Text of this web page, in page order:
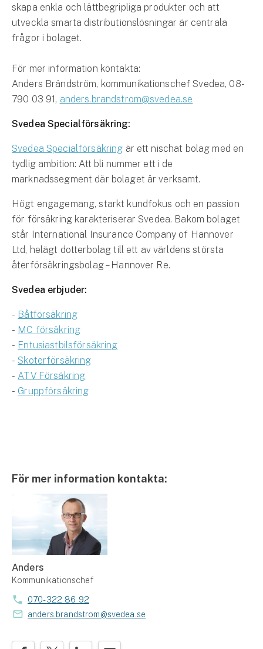
Hyresrättsförsäkring
Fritidshusförsäkring
Företagsförsäkring
Släpvagnsförsäkring
Drönarförsäkring
Gruppförsäkringar
Kommunolycksfall
Se alla försäkringar
skapa enkla och lättbegripliga produkter och att
utveckla smarta distributionslösningar är centrala
frågor i bolaget.
För mer information kontakta:
Anders Brändström, kommunikationschef Svedea, 08-
790 03 91, anders.brandstrom@svedea.se
Svedea Specialförsäkring:
Svedea Specialförsäkring är ett nischat bolag med en
tydlig ambition: Att bli nummer ett i de
marknadssegment där bolaget är verksamt.
Högt engagemang, starkt kundfokus och en passion
för försäkring karakteriserar Svedea. Bakom bolaget
står International Insurance Company of Hannover
Ltd, helägt dotterbolag till ett av världens största
återförsäkringsbolag – Hannover Re.
Svedea erbjuder:
- Båtförsäkring
- MC försäkring
- Entusiastbilsförsäkring
-Skoterförsäkring
- ATV Försäkring
- Gruppförsäkring
För mer information kontakta:
Anders
Kommunikationschef
070-322 86 92
anders.brandstrom@svedea.se